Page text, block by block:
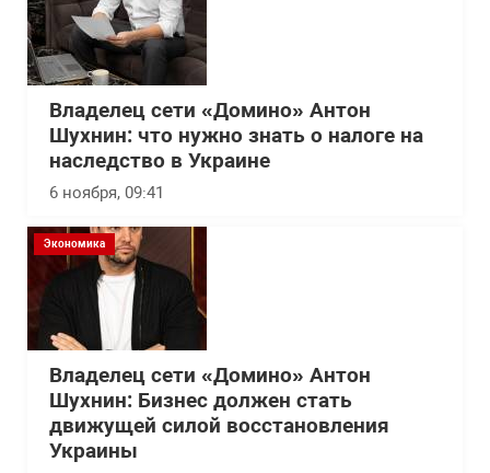
Владелец сети «Домино» Антон
Шухнин: что нужно знать о налоге на
наследство в Украине
6 ноября, 09:41
Экономика
Владелец сети «Домино» Антон
Шухнин: Бизнес должен стать
движущей силой восстановления
Украины